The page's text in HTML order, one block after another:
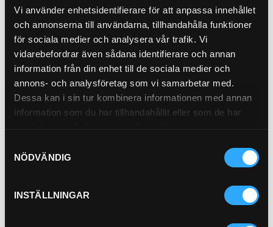
Vi använder enhetsidentifierare för att anpassa innehållet
och annonserna till användarna, tillhandahålla funktioner
för sociala medier och analysera vår trafik. Vi
vidarebefordrar även sådana identifierare och annan
information från din enhet till de sociala medier och
annons- och analysföretag som vi samarbetar med.
Dessa kan i sin tur kombinera informationen med annan
information som du har tillhandahållit eller som de har
NÖDVÄNDIG
INSTÄLLNINGAR
Panelfilter 21-0194
Attributes
Length 435 mm (17.13 inch)
Width 123 mm (4.84 inch)
Height 44 mm (1.73 inch)
Efficiency 99 Percent
Primary Application VOLVO 1170
Köp